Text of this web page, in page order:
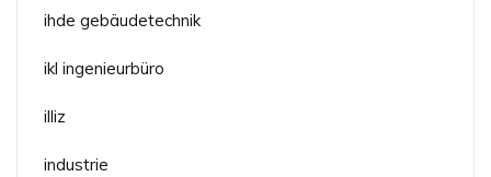
ihde gebäudetechnik
ikl ingenieurbüro
illiz
industrie